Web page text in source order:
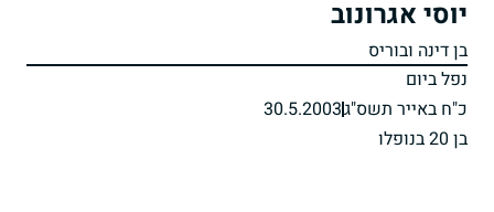
יוסי אגרונוב
בן דינה ובוריס
נפל ביום
כ"ח באייר תשס"ג30.5.2003
בן 20 בנופלו